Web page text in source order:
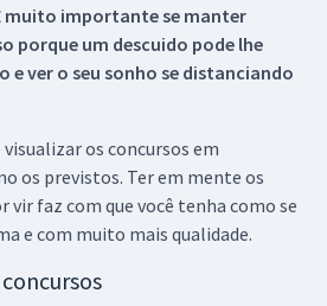
muito importante se manter
porque um descuido pode lhe
e ver o seu sonho se distanciando
os concursos em
os previstos. Ter em mente os
vir faz com que você tenha como se
e com muito mais qualidade.